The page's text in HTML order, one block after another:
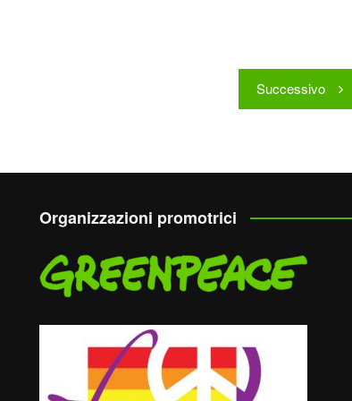
Successivo
Organizzazioni promotrici